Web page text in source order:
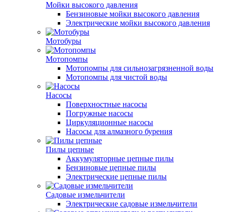
Мойки высокого давления
Бензиновые мойки высокого давления
Электрические мойки высокого давления
Мотобуры
Мотопомпы
Мотопомпы для сильнозагрязненной воды
Мотопомпы для чистой воды
Насосы
Поверхностные насосы
Погружные насосы
Циркуляционные насосы
Насосы для алмазного бурения
Пилы цепные
Аккумуляторные цепные пилы
Бензиновые цепные пилы
Электрические цепные пилы
Садовые измельчители
Электрические садовые измельчители